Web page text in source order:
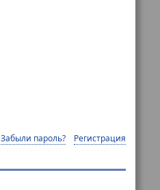
Забыли пароль? Регистрация